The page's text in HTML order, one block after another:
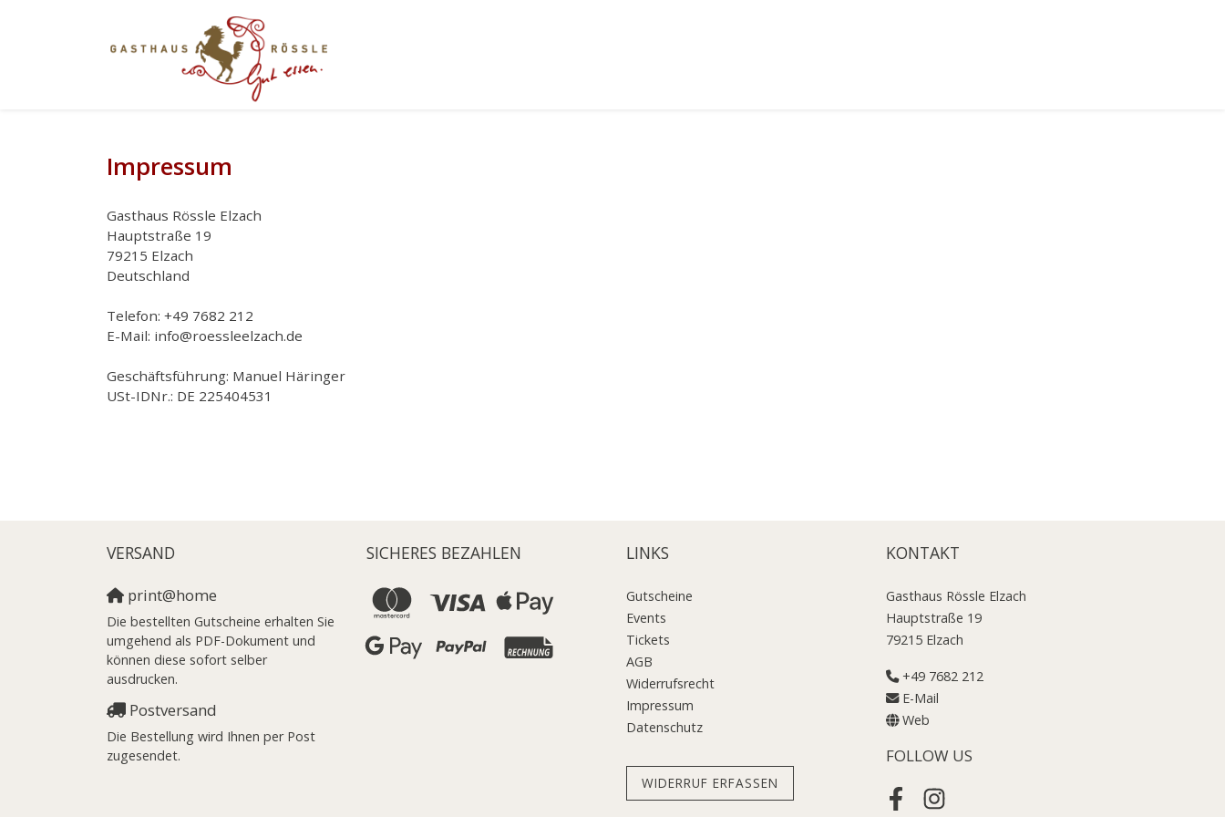
Impressum
Gasthaus Rössle Elzach
Hauptstraße 19
79215 Elzach
Deutschland
Telefon: +49 7682 212
E-Mail: info@roessleelzach.de
Geschäftsführung: Manuel Häringer
USt-IDNr.: DE 225404531
VERSAND
print@home
Die bestellten Gutscheine erhalten Sie
umgehend als PDF-Dokument und
können diese sofort selber
ausdrucken.
Postversand
Die Bestellung wird Ihnen per Post
zugesendet.
SICHERES BEZAHLEN LINKS
Gutscheine
Events
Tickets
AGB
Widerrufsrecht
Impressum
Datenschutz
WIDERRUF ERFASSEN
KONTAKT
Gasthaus Rössle Elzach
Hauptstraße 19
79215 Elzach
+49 7682 212
E-Mail
Web
FOLLOW US
FacebookInstagram